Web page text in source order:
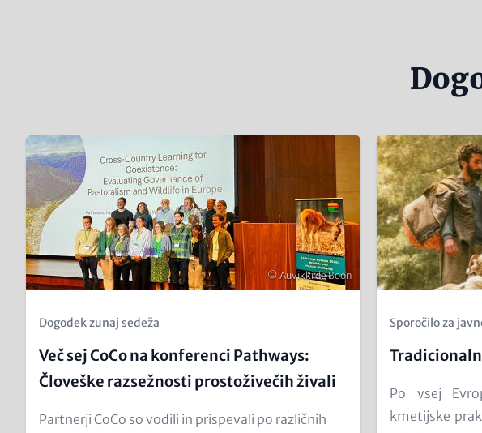
Content
items
Teaser
Image
Copyright
© Auvikki de Boon
Kicker
Dogodek zunaj sedeža
Več sej CoCo na konferenci Pathways:
Človeške razsežnosti prostoživečih živali
Text
Partnerji CoCo so vodili in prispevali po različnih
Teaser
Image
Kicker
Sporočilo za
Text
for
Po vsej
kmetijske